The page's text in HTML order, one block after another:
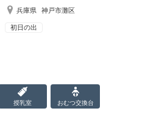
兵庫県 神戸市灘区
初日の出
授乳室 おむつ交換台